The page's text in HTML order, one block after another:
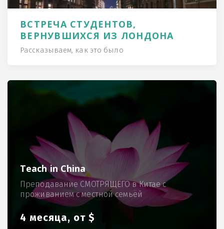
ВСТРЕЧА СТУДЕНТОВ,
ВЕРНУВШИХСЯ ИЗ ЛОНДОНА
Рассказываем, как это было
Teach in China
Преподавание СМОТРЯЩЕГО в Китае с
проживанием с местной семьёй
4 месяца, от $